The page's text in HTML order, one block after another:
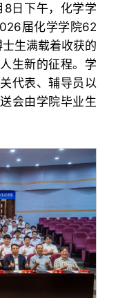
8日下午，化学学
届化学学院62
生满载着收获的
生新的征程。学
代表、辅导员以
会由学院毕业生